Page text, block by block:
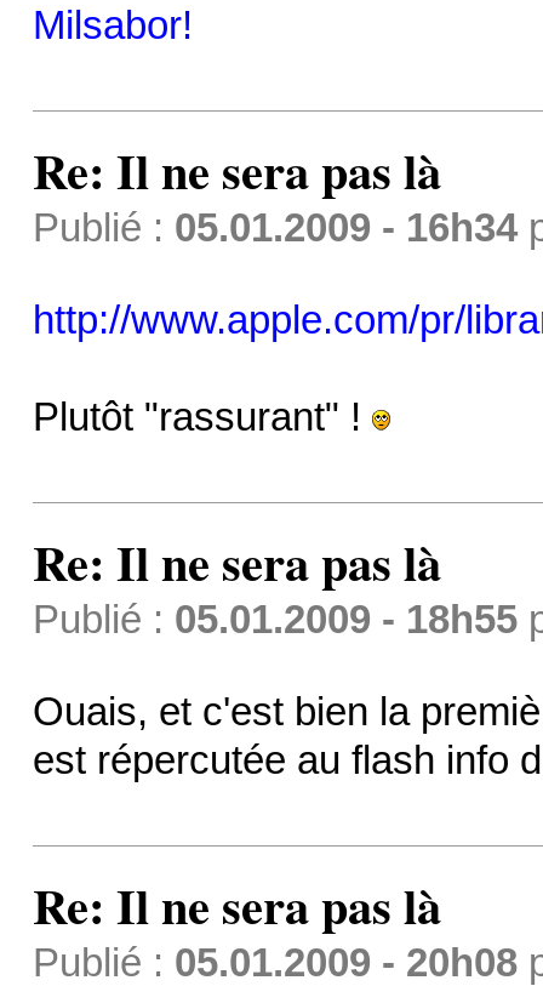
Milsabor!
Re: Il ne sera pas là
Publié : 05.01.2009 - 16h34
http://www.apple.com/pr/
Plutôt "rassurant" !
Re: Il ne sera pas là
Publié : 05.01.2009 - 18h55
Ouais, et c'est bien la
est répercutée au flash info
Re: Il ne sera pas là
Publié : 05.01.2009 - 20h08